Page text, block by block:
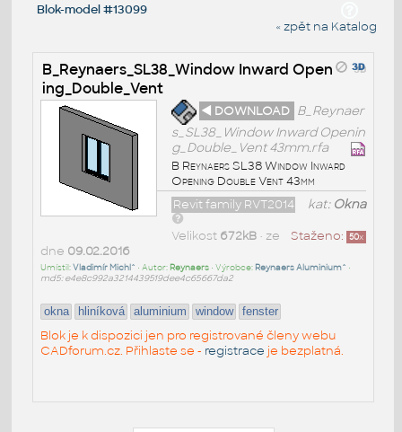
Blok-model #13099
« zpět na Katalog
B_Reynaers_SL38_Window Inward Open
ing_Double_Vent
◄ DOWNLOAD B_Reynaer
s_SL38_Window Inward Openin
g_Double_Vent 43mm.rfa
B Reynaers SL38 Window Inward
Opening Double Vent 43mm
kat: Okna
Revit family RVT2014
Staženo: 50x
Velikost 672kB• ze
dne 09.02.2016
Umístil:Vladimír Michl^ • Autor: Reynaers• Výrobce: Reynaers Aluminium^ •
md5: e4e8c992a3214439519dee4c65667da2
okna hliníková aluminium window fenster
Blok je k dispozici jen pro registrované členy webu
CADforum.cz. Přihlaste se - registrace je bezplatná.